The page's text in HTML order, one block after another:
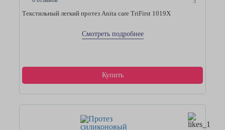
Текстильный легкий протез Anita care TriFirst 1019X
Смотреть подробнее
Купить